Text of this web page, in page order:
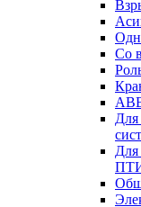
Со
Для
Для